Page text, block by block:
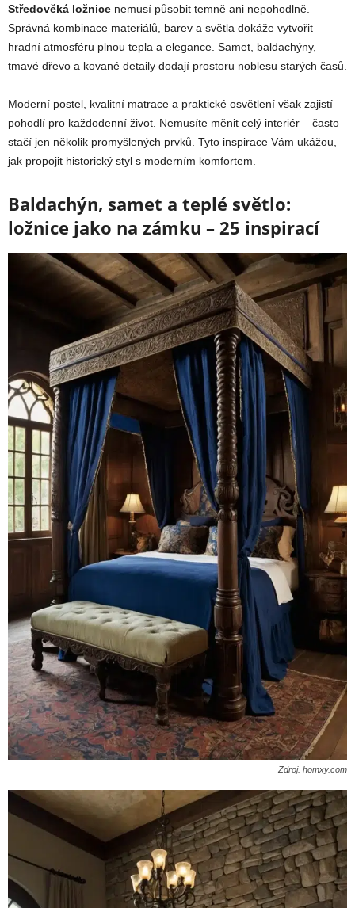
Středověká ložnice nemusí působit temně ani nepohodlně.
Správná kombinace materiálů, barev a světla dokáže vytvořit
hradní atmosféru plnou tepla a elegance. Samet, baldachýny,
tmavé dřevo a kované detaily dodají prostoru noblesu starých časů.
Moderní postel, kvalitní matrace a praktické osvětlení však zajistí
pohodlí pro každodenní život. Nemusíte měnit celý interiér – často
stačí jen několik promyšlených prvků. Tyto inspirace Vám ukážou,
jak propojit historický styl s moderním komfortem.
Baldachýn, samet a teplé světlo:
ložnice jako na zámku – 25 inspirací
Zdroj. homxy.com